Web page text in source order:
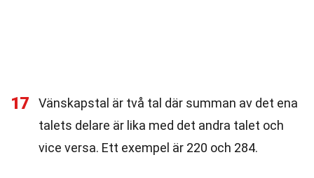
17
Vänskapstal är två tal där summan av det ena
talets delare är lika med det andra talet och
vice versa. Ett exempel är 220 och 284.